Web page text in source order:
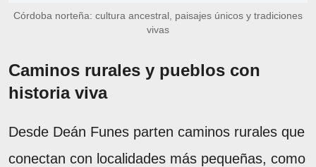
Córdoba norteña: cultura ancestral, paisajes únicos y tradiciones
vivas
Caminos rurales y pueblos con
historia viva
Desde Deán Funes parten caminos rurales que
conectan con localidades más pequeñas, como